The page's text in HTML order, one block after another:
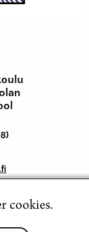
cookies.